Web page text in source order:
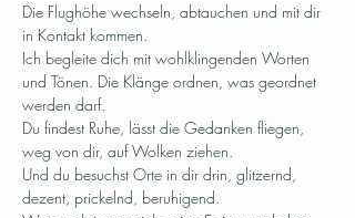
Die Flughöhe wechseln, abtauchen und mit dir
in Kontakt kommen.
Ich begleite dich mit wohlklingenden Worten
und Tönen. Die Klänge ordnen, was geordnet
werden darf.
Du findest Ruhe, lässt die Gedanken fliegen,
weg von dir, auf Wolken ziehen.
Und du besuchst Orte in dir drin, glitzernd,
dezent, prickelnd, beruhigend.